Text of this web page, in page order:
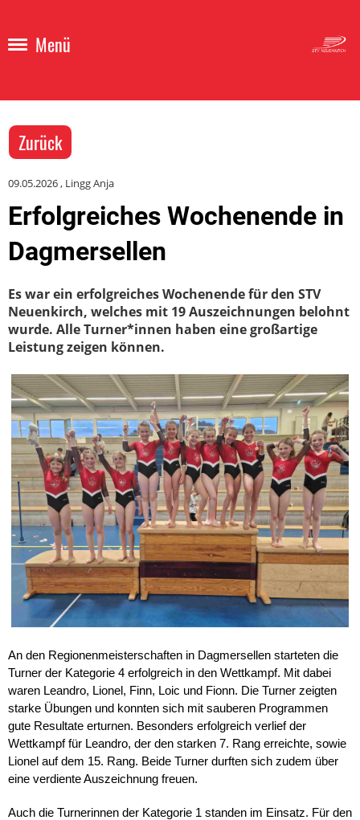
Menü
Zurück
09.05.2026, Lingg Anja
Erfolgreiches Wochenende in
Dagmersellen
Es war ein erfolgreiches Wochenende für den STV
Neuenkirch, welches mit 19 Auszeichnungen belohnt
wurde. Alle Turner*innen haben eine großartige
Leistung zeigen können.
An den Regionenmeisterschaften in Dagmersellen starteten die
Turner der Kategorie 4 erfolgreich in den Wettkampf. Mit dabei
waren Leandro, Lionel, Finn, Loic und Fionn. Die Turner zeigten
starke Übungen und konnten sich mit sauberen Programmen
gute Resultate erturnen. Besonders erfolgreich verlief der
Wettkampf für Leandro, der den starken 7. Rang erreichte, sowie
Lionel auf dem 15. Rang. Beide Turner durften sich zudem über
eine verdiente Auszeichnung freuen.
Auch die Turnerinnen der Kategorie 1 standen im Einsatz. Für den